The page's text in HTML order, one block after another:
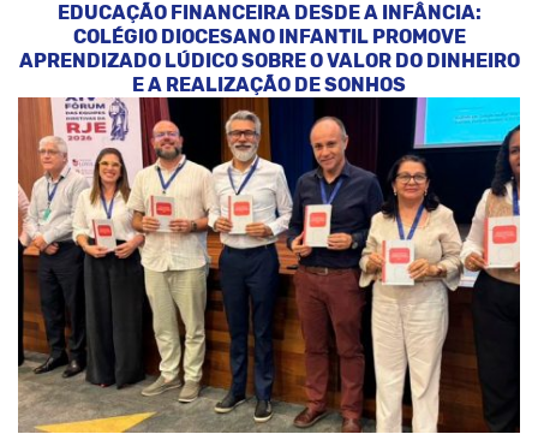
EDUCAÇÃO FINANCEIRA DESDE A INFÂNCIA:
COLÉGIO DIOCESANO INFANTIL PROMOVE
APRENDIZADO LÚDICO SOBRE O VALOR DO DINHEIRO
E A REALIZAÇÃO DE SONHOS